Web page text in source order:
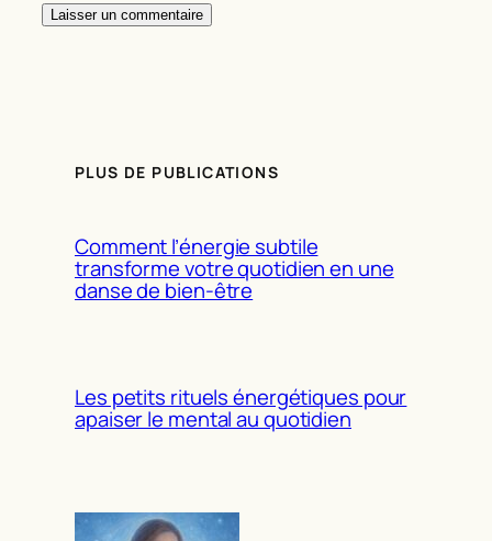
PLUS DE PUBLICATIONS
Comment l’énergie subtile
transforme votre quotidien en une
danse de bien-être
Les petits rituels énergétiques pour
apaiser le mental au quotidien